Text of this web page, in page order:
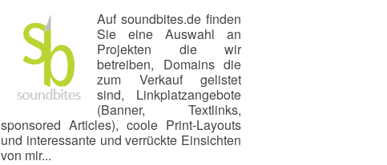
Auf soundbites.de finden
Sie eine Auswahl an
Projekten die wir
betreiben, Domains die
zum Verkauf gelistet
sind, Linkplatzangebote
(Banner, Textlinks,
sponsored Articles), coole Print-Layouts
und interessante und verrückte Einsichten
von mir...